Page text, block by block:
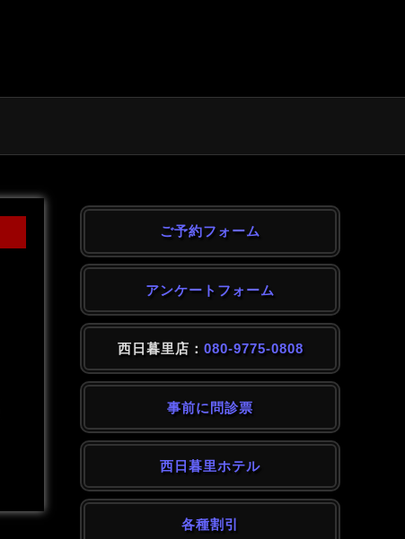
ご予約フォーム
アンケートフォーム
西日暮里店： 080-9775-0808
事前に問診票
西日暮里ホテル
各種割引